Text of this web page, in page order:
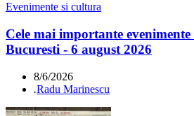
Evenimente si cultura
Cele mai importante
Bucuresti - 6 august 2026
8/6/2026
.Radu Marinescu